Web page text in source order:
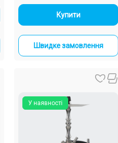
- +
Купити
Швидке замовлення
У наявності